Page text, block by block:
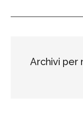
Archivi per